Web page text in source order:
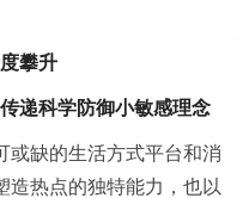
攀升
传递科学防御小敏感理念
或缺的生活方式平台和消
造热点的独特能力，也以